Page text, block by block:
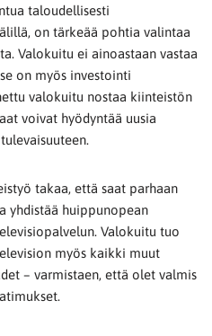
taloudellisesti
on tärkeää pohtia valintaa
Valokuitu ei ainoastaan vastaa
on myös investointi
valokuitu nostaa kiinteistön
voivat hyödyntää uusia
takaa, että saat parhaan
yhdistää huippunopean
Valokuitu tuo
myös kaikki muut
– varmistaen, että olet valmis